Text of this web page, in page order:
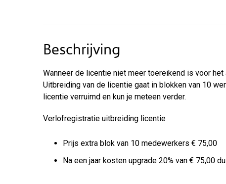
Beschrijving
Wanneer de licentie niet meer toereikend is voor
Uitbreiding van de licentie gaat in blokken van 10
licentie verruimd en kun je meteen verder.
Verlofregistratie uitbreiding licentie
Prijs extra blok van 10 medewerkers € 75,00
Na een jaar kosten upgrade 20% van € 75,00